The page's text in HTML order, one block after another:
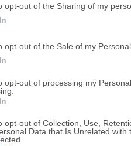
opt-out of the Sharing of my
opt-out of the Sale of my Personal
opt-out of processing my
opt-out of Collection, Use,
Data that Is Unrelated with
Adobe Photoshop CC 2026 27.9.1
GTA 6 for PS5
PC Repair Tool 2026
TradingView - Trusted by 100 Million